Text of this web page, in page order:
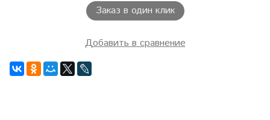
Заказ в один клик
Добавить в сравнение